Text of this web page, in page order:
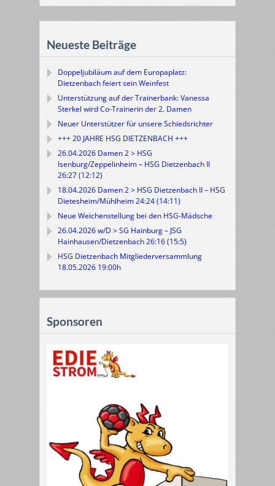
Neueste Beiträge
Doppeljubiläum auf dem Europaplatz:
Dietzenbach feiert sein Weinfest
Unterstützung auf der Trainerbank: Vanessa
Sterkel wird Co-Trainerin der 2. Damen
Neuer Unterstützer für unsere Schiedsrichter
+++ 20 JAHRE HSG DIETZENBACH +++
26.04.2026 Damen 2 > HSG
Isenburg/Zeppelinheim – HSG Dietzenbach II
26:27 (12:12)
18.04.2026 Damen 2 > HSG Dietzenbach II – HSG
Dietesheim/Mühlheim 24:24 (14:11)
Neue Weichenstellung bei den HSG-Mädsche
26.04.2026 w/D > SG Hainburg – JSG
Hainhausen/Dietzenbach 26:16 (15:5)
HSG Dietzenbach Mitgliederversammlung
18.05.2026 19:00h
Sponsoren